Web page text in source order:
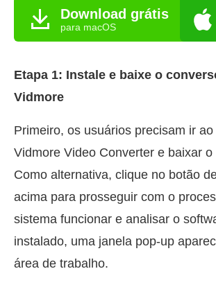
Download grátis
para macOS
Etapa 1: Instale e baixe o
Vidmore
Primeiro, os usuários precisam ir
Vidmore Video Converter e baixar o
Como alternativa, clique no botão
acima para prosseguir com o
sistema funcionar e analisar o
instalado, uma janela pop-up
área de trabalho.